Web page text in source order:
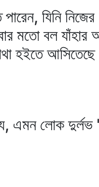
যিনি নিজের
মতো বল যাঁহার
হইতে
যে, এমন লোক